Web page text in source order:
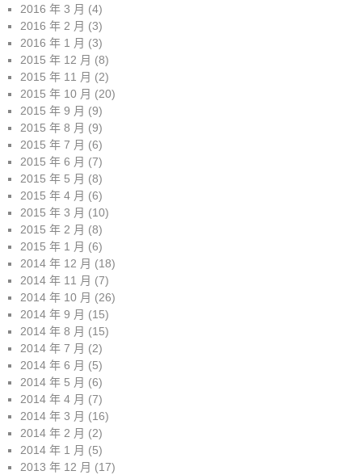
2016 年 3 月 (4)
2016 年 2 月 (3)
2016 年 1 月 (3)
2015 年 12 月 (8)
2015 年 11 月 (2)
2015 年 10 月 (20)
2015 年 9 月 (9)
2015 年 8 月 (9)
2015 年 7 月 (6)
2015 年 6 月 (7)
2015 年 5 月 (8)
2015 年 4 月 (6)
2015 年 3 月 (10)
2015 年 2 月 (8)
2015 年 1 月 (6)
2014 年 12 月 (18)
2014 年 11 月 (7)
2014 年 10 月 (26)
2014 年 9 月 (15)
2014 年 8 月 (15)
2014 年 7 月 (2)
2014 年 6 月 (5)
2014 年 5 月 (6)
2014 年 4 月 (7)
2014 年 3 月 (16)
2014 年 2 月 (2)
2014 年 1 月 (5)
2013 年 12 月 (17)